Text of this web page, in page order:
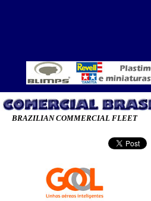
BRAZILIAN COMMERCIAL FLEET